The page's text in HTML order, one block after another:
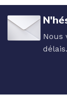
Nous
délais.